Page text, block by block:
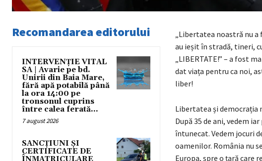
Recomandarea editorului
INTERVENȚIE VITAL
SA | Avarie pe bd.
Unirii din Baia Mare,
fără apă potabilă până
la ora 14:00 pe
tronsonul cuprins
între calea ferată...
7 august 2026
SANCȚIUNI ȘI
CERTIFICATE DE
„Libertatea noastră nu
au ieșit în stradă, tineri,
„LIBERTATE!” – a fost
dat viața pentru ca noi,
liber!
Libertatea și democrația
După 35 de ani, vedem
întunecat. Vedem jocuri
oamenilor. România nu
Europa, spre o țară care